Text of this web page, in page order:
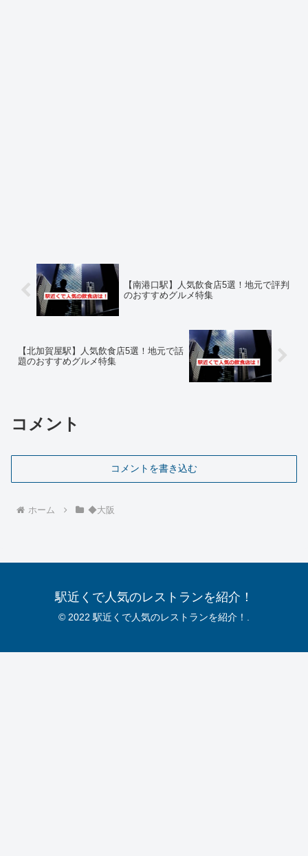
【南港口駅】人気飲食店5選！地元で評判
のおすすめグルメ特集
【北加賀屋駅】人気飲食店5選！地元で話
題のおすすめグルメ特集
コメント
コメントを書き込む
ホーム ◆大阪
駅近くで人気のレストランを紹介！
© 2022 駅近くで人気のレストランを紹介！.